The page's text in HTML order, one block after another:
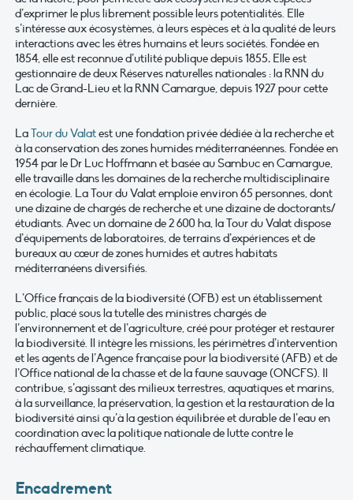
d’exprimer le plus librement possible leurs potentialités. Elle
s’intéresse aux écosystèmes, à leurs espèces et à la qualité de leurs
interactions avec les êtres humains et leurs sociétés. Fondée en
1854, elle est reconnue d’utilité publique depuis 1855. Elle est
gestionnaire de deux Réserves naturelles nationales : la RNN du
Lac de Grand-Lieu et la RNN Camargue, depuis 1927 pour cette
dernière.
LaTour du Valatest une fondation privée dédiée à la recherche et
à la conservation des zones humides méditerranéennes. Fondée en
1954 par le Dr Luc Hoffmann et basée au Sambuc en Camargue,
elle travaille dans les domaines de la recherche multidisciplinaire
en écologie. La Tour du Valat emploie environ 65 personnes, dont
une dizaine de chargés de recherche et une dizaine de doctorants/
étudiants. Avec un domaine de 2 600 ha, la Tour du Valat dispose
d’équipements de laboratoires, de terrains d’expériences et de
bureaux au cœur de zones humides et autres habitats
méditerranéens diversifiés.
L’Office français de la biodiversité (OFB) est un établissement
public, placé sous la tutelle des ministres chargés de
l’environnement et de l’agriculture, créé pour protéger et restaurer
la biodiversité. Il intègre les missions, les périmètres d’intervention
et les agents de l’Agence française pour la biodiversité (AFB) et de
l’Office national de la chasse et de la faune sauvage (ONCFS). Il
contribue, s’agissant des milieux terrestres, aquatiques et marins,
à la surveillance, la préservation, la gestion et la restauration de la
biodiversité ainsi qu’à la gestion équilibrée et durable de l’eau en
coordination avec la politique nationale de lutte contre le
réchauffement climatique.
Encadrement